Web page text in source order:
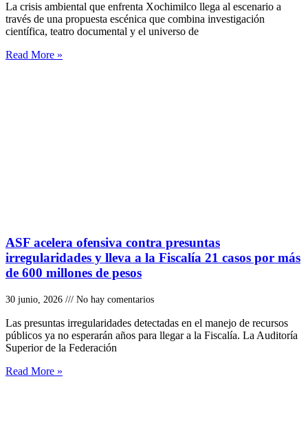
La crisis ambiental que enfrenta Xochimilco llega al escenario a
través de una propuesta escénica que combina investigación
científica, teatro documental y el universo de
Read More »
ASF acelera ofensiva contra presuntas
irregularidades y lleva a la Fiscalía 21 casos por más
de 600 millones de pesos
30 junio, 2026 No hay comentarios
Las presuntas irregularidades detectadas en el manejo de recursos
públicos ya no esperarán años para llegar a la Fiscalía. La Auditoría
Superior de la Federación
Read More »